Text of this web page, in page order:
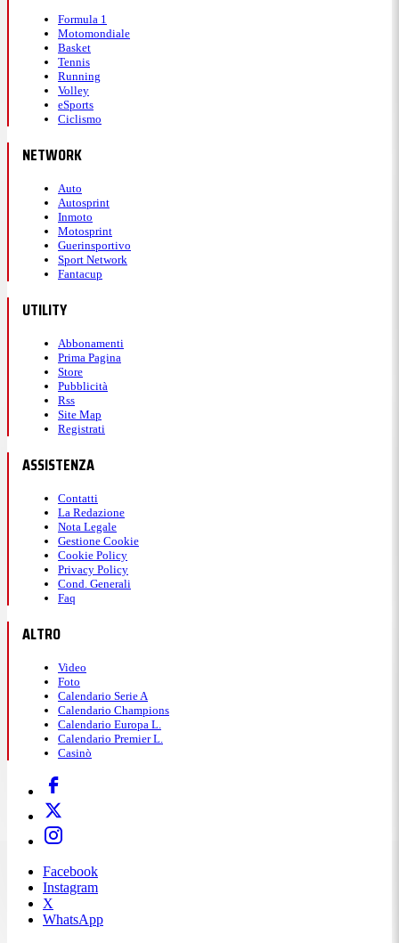
Formula 1
Motomondiale
Basket
Tennis
Running
Volley
eSports
Ciclismo
NETWORK
Auto
Autosprint
Inmoto
Motosprint
Guerinsportivo
Sport Network
Fantacup
UTILITY
Abbonamenti
Prima Pagina
Store
Pubblicità
Rss
Site Map
Registrati
ASSISTENZA
Contatti
La Redazione
Nota Legale
Gestione Cookie
Cookie Policy
Privacy Policy
Cond. Generali
Faq
ALTRO
Video
Foto
Calendario Serie A
Calendario Champions
Calendario Europa L.
Calendario Premier L.
Casinò
Facebook
Instagram
X
WhatsApp